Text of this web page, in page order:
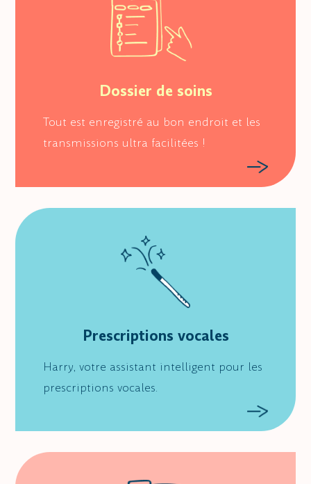
Dossier de soins
Tout est enregistré au bon endroit et les
transmissions ultra facilitées !
Prescriptions vocales
Harry, votre assistant intelligent pour les
prescriptions vocales.